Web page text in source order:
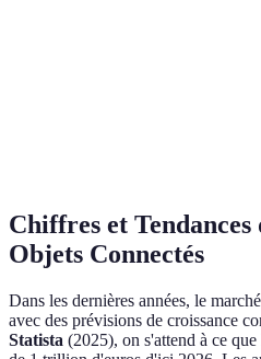
Chiffres et
Objets Connectés
Dans les dernières années, le
avec des prévisions de croissance
Statista (2025), on s'attend à ce